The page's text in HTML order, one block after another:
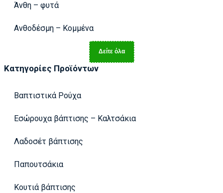
Άνθη – φυτά
Ανθοδέσμη – Κομμένα
Δείτε όλα
Κατηγορίες Προϊόντων
Βαπτιστικά Ρούχα
Εσώρουχα βάπτισης – Καλτσάκια
Λαδοσέτ βάπτισης
Παπουτσάκια
Κουτιά βάπτισης